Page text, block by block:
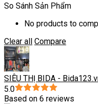
So Sánh Sản Phẩm
No products to
Clear all Compare
SIÊU THỊ BIDA -
5.0
Based on 6 reviews